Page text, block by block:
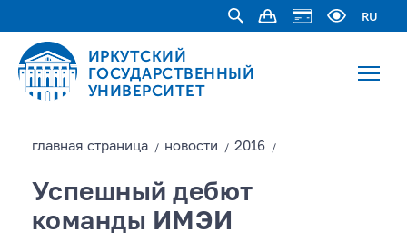
RU
ИРКУТСКИЙ
ГОСУДАРСТВЕННЫЙ
УНИВЕРСИТЕТ
главная страницa / новости / 2016 /
Успешный дебют
команды ИМЭИ